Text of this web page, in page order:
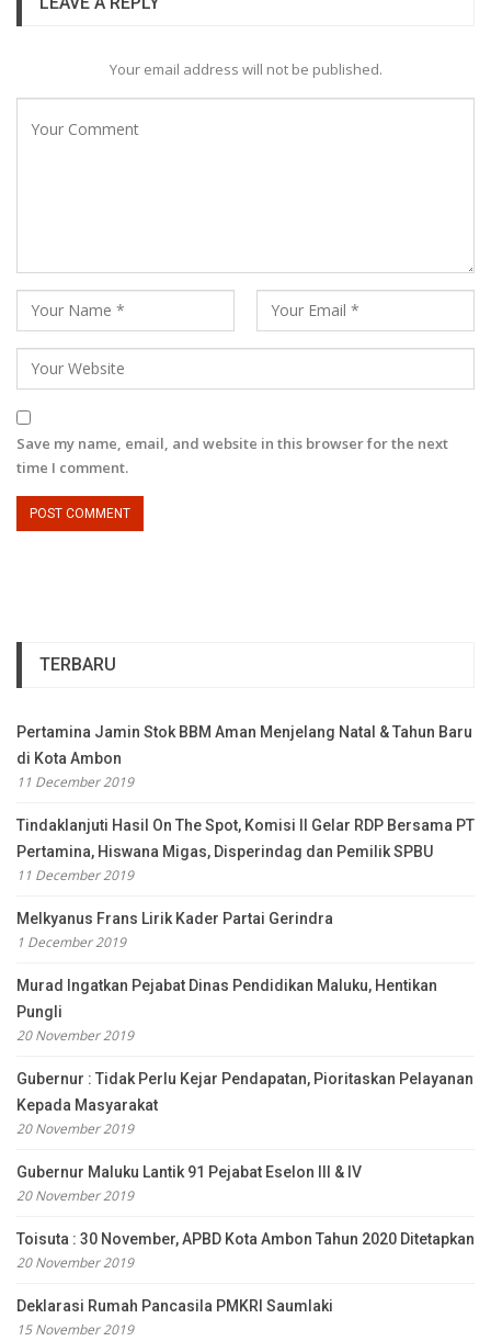
Your email address will not be published.
Save my name, email, and website in this browser for the next
time I comment.
TERBARU
Pertamina Jamin Stok BBM Aman Menjelang Natal & Tahun Baru
di Kota Ambon
11 December 2019
Tindaklanjuti Hasil On The Spot, Komisi II Gelar RDP Bersama PT
Pertamina, Hiswana Migas, Disperindag dan Pemilik SPBU
11 December 2019
Melkyanus Frans Lirik Kader Partai Gerindra
1 December 2019
Murad Ingatkan Pejabat Dinas Pendidikan Maluku, Hentikan
Pungli
20 November 2019
Gubernur : Tidak Perlu Kejar Pendapatan, Pioritaskan Pelayanan
Kepada Masyarakat
20 November 2019
Gubernur Maluku Lantik 91 Pejabat Eselon III & IV
20 November 2019
Toisuta : 30 November, APBD Kota Ambon Tahun 2020 Ditetapkan
20 November 2019
Deklarasi Rumah Pancasila PMKRI Saumlaki
15 November 2019